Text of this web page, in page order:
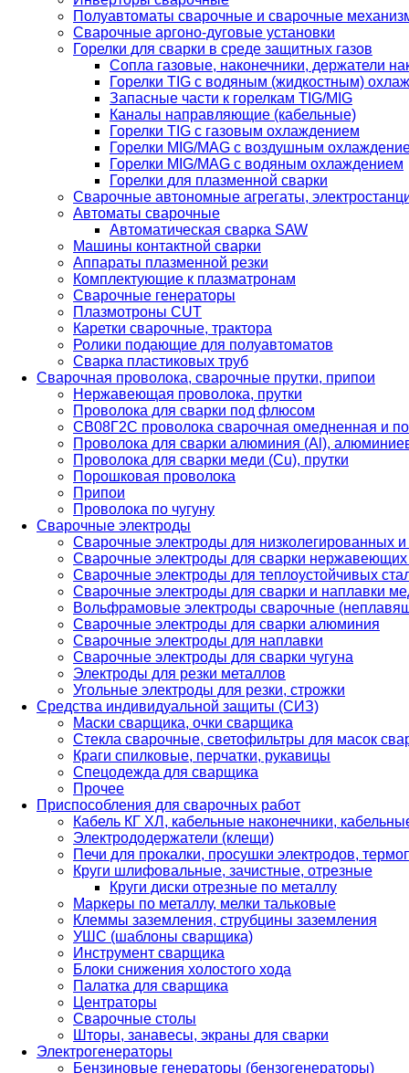
Полуавтоматы сварочные и сварочные
Сварочные аргоно-дуговые установки
Горелки для сварки в среде защитных газов
Сопла газовые, наконечники, держатели
Горелки TIG с водяным (жидкостным)
Запасные части к горелкам TIG/MIG
Каналы направляющие (кабельные)
Горелки TIG с газовым охлаждением
Горелки MIG/MAG с воздушным
Горелки MIG/MAG с водяным охлаждением
Горелки для плазменной сварки
Сварочные автономные агрегаты,
Автоматы сварочные
Автоматическая сварка SAW
Машины контактной сварки
Аппараты плазменной резки
Комплектующие к плазматронам
Сварочные генераторы
Плазмотроны CUT
Каретки сварочные, трактора
Ролики подающие для полуавтоматов
Сварка пластиковых труб
Сварочная проволока, сварочные прутки, припои
Нержавеющая проволока, прутки
Проволока для сварки под флюсом
СВ08Г2С проволока сварочная омедненная и
Проволока для сварки алюминия (Al),
Проволока для сварки меди (Cu), прутки
Порошковая проволока
Припои
Проволока по чугуну
Сварочные электроды
Сварочные электроды для низколегированных и
Сварочные электроды для сварки
Сварочные электроды для теплоустойчивых
Сварочные электроды для сварки и наплавки
Вольфрамовые электроды сварочные
Сварочные электроды для сварки алюминия
Сварочные электроды для наплавки
Сварочные электроды для сварки чугуна
Электроды для резки металлов
Угольные электроды для резки, строжки
Средства индивидуальной защиты (СИЗ)
Маски сварщика, очки сварщика
Стекла сварочные, светофильтры для масок
Краги спилковые, перчатки, рукавицы
Спецодежда для сварщика
Прочее
Приспособления для сварочных работ
Кабель КГ ХЛ, кабельные наконечники,
Электрододержатели (клещи)
Печи для прокалки, просушки электродов,
Круги шлифовальные, зачистные, отрезные
Круги диски отрезные по металлу
Маркеры по металлу, мелки тальковые
Клеммы заземления, струбцины заземления
УШС (шаблоны сварщика)
Инструмент сварщика
Блоки снижения холостого хода
Палатка для сварщика
Центраторы
Сварочные столы
Шторы, занавесы, экраны для сварки
Электрогенераторы
Бензиновые генераторы (бензогенераторы)